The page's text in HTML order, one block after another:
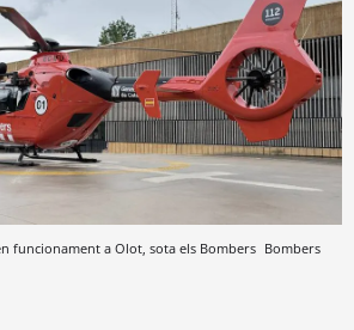
funcionament a Olot, sota els Bombers Bombers